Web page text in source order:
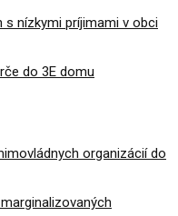
s nízkymi príjimami v obci
do 3E domu
organizácií do